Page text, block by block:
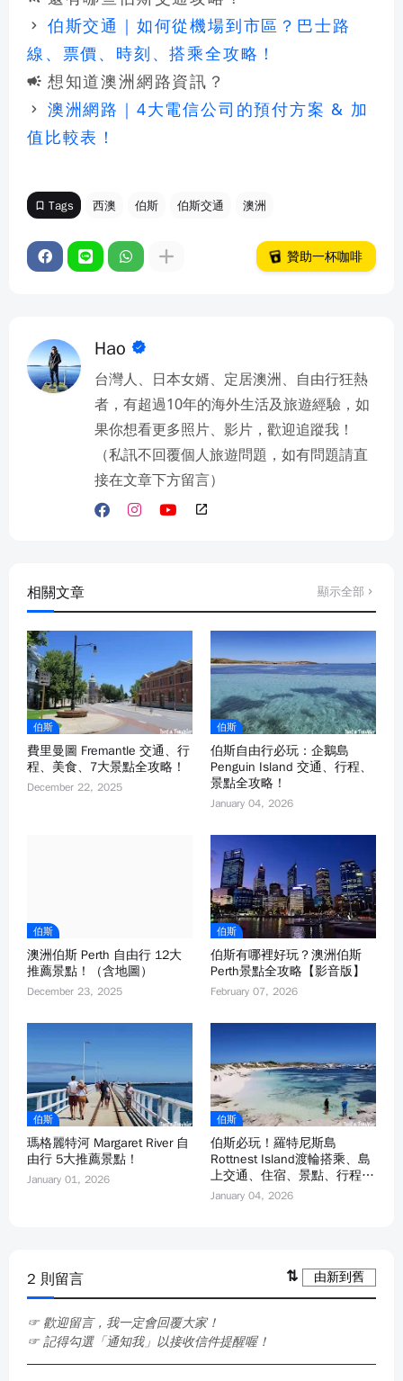
keyboard_arrow_right
伯斯交通｜如何從機場到市區？巴士路
線、票價、時刻、搭乘全攻略！
campaign 想知道澳洲網路資訊？
keyboard_arrow_right
澳洲網路｜4大電信公司的預付方案 & 加
值比較表！
bookmark_border Tags 西澳 伯斯 伯斯交通 澳洲
local_drink 贊助一杯咖啡
Hao
台灣人、日本女婿、定居澳洲、自由行狂熱
者，有超過10年的海外生活及旅遊經驗，如
果你想看更多照片、影片，歡迎追蹤我！
（私訊不回覆個人旅遊問題，如有問題請直
接在文章下方留言）
相關文章 顯示全部
伯斯
費里曼圖 Fremantle 交通、行
程、美食、7大景點全攻略！
December 22, 2025
伯斯
伯斯自由行必玩：企鵝島
Penguin Island 交通、行程、
景點全攻略！
January 04, 2026
伯斯
澳洲伯斯 Perth 自由行 12大
推薦景點！（含地圖）
December 23, 2025
伯斯
伯斯有哪裡好玩？澳洲伯斯
Perth景點全攻略【影音版】
February 07, 2026
伯斯
瑪格麗特河 Margaret River 自
由行 5大推薦景點！
January 01, 2026
伯斯
伯斯必玩！羅特尼斯島
Rottnest Island渡輪搭乘、島
上交通、住宿、景點、行程全
攻略！
January 04, 2026
2 則留言
☞ 歡迎留言，我一定會回覆大家！
☞ 記得勾選「通知我」以接收信件提醒喔！